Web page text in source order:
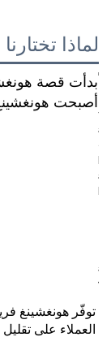
لماذا تختارنا
أصبحت